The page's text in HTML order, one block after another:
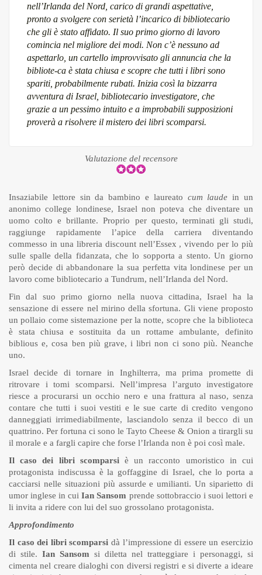
nell’Irlanda del Nord, carico di grandi aspettative,
pronto a svolgere con serietà l’incarico di bibliotecario
che gli è stato affidato. Il suo primo giorno di lavoro
comincia nel migliore dei modi. Non c’è nessuno ad
aspettarlo, un cartello improvvisato gli annuncia che la
bibliote-ca è stata chiusa e scopre che tutti i libri sono
spariti, probabilmente rubati. Inizia così la bizzarra
avventura di Israel, bibliotecario investigatore, che
grazie a un pessimo intuito e a improbabili supposizioni
proverà a risolvere il mistero dei libri scomparsi.
Valutazione del recensore
Insaziabile lettore sin da bambino e laureato cum laude in un
anonimo college londinese, Israel non poteva che diventare un
uomo colto e brillante. Proprio per questo, terminati gli studi,
raggiunge rapidamente l’apice della carriera diventando
commesso in una libreria discount nell’Essex , vivendo per lo più
sulle spalle della fidanzata, che lo sopporta a stento. Un giorno
però decide di abbandonare la sua perfetta vita londinese per un
lavoro come bibliotecario a Tundrum, nell’Irlanda del Nord.
Fin dal suo primo giorno nella nuova cittadina, Israel ha la
sensazione di essere nel mirino della sfortuna. Gli viene proposto
un pollaio come sistemazione per la notte, scopre che la biblioteca
è stata chiusa e sostituita da un rottame ambulante, definito
biblious e, cosa ben più grave, i libri non ci sono più. Neanche
uno.
Israel decide di tornare in Inghilterra, ma prima promette di
ritrovare i tomi scomparsi. Nell’impresa l’arguto investigatore
riesce a procurarsi un occhio nero e una frattura al naso, senza
contare che tutti i suoi vestiti e le sue carte di credito vengono
danneggiati irrimediabilmente, lasciandolo senza il becco di un
quattrino. Per fortuna ci sono le Tayto Cheese & Onion a tirargli su
il morale e a fargli capire che forse l’Irlanda non è poi così male.
Il caso dei libri scomparsi è un racconto umoristico in cui
protagonista indiscussa è la goffaggine di Israel, che lo porta a
cacciarsi nelle situazioni più assurde e umilianti. Un siparietto di
umor inglese in cuiIan Sansom prende sottobraccio i suoi lettori e
li invita a ridere con lui del suo grossolano protagonista.
Approfondimento
Il caso dei libri scomparsi dà l’impressione di essere un esercizio
di stile. Ian Sansom si diletta nel tratteggiare i personaggi, si
cimenta nel creare dialoghi con diversi registri e si diverte a ideare